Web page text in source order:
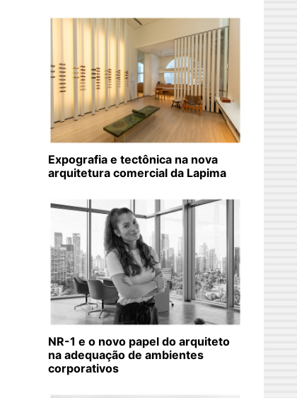
Expografia e tectônica na nova
arquitetura comercial da Lapima
NR-1 e o novo papel do arquiteto
na adequação de ambientes
corporativos